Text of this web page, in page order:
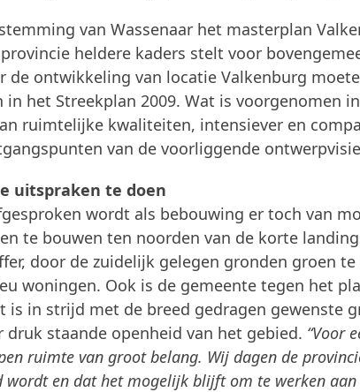
van Wassenaar het masterplan
heldere kaders stelt voor
de ontwikkeling van locatie Valkenburg
het Streekplan 2009. Wat is voorgenomen
ruimtelijke kwaliteiten, intensiever en
van de voorliggende
uitspraken te doen
wordt als bebouwing er toch van
te bouwen ten noorden van de korte
door de zuidelijk gelegen gronden groen
woningen. Ook is de gemeente tegen het
is in strijd met de breed gedragen gewenste
staande openheid van het gebied. “Voor
ruimte van groot belang. Wij dagen de
en dat het mogelijk blijft om te werken